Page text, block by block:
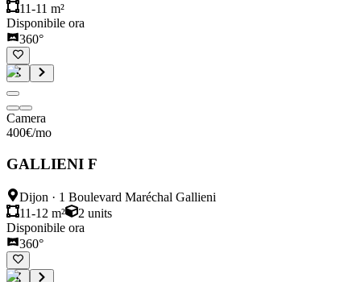
11-11 m²
Disponibile ora
360°
Camera
400€/mo
GALLIENI F
Dijon · 1 Boulevard Maréchal Gallieni
11-12 m²
2 units
Disponibile ora
360°